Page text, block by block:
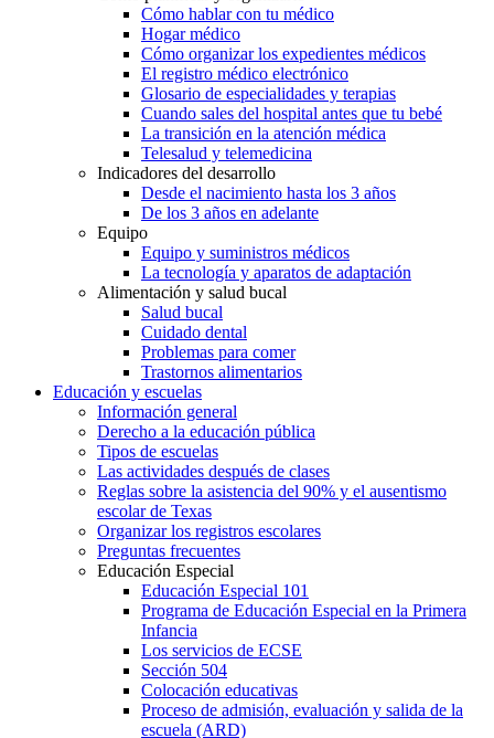
Cómo hablar con tu médico
Hogar médico
Cómo organizar los expedientes médicos
El registro médico electrónico
Glosario de especialidades y terapias
Cuando sales del hospital antes que tu bebé
La transición en la atención médica
Telesalud y telemedicina
Indicadores del desarrollo
Desde el nacimiento hasta los 3 años
De los 3 años en adelante
Equipo
Equipo y suministros médicos
La tecnología y aparatos de adaptación
Alimentación y salud bucal
Salud bucal
Cuidado dental
Problemas para comer
Trastornos alimentarios
Educación y escuelas
Información general
Derecho a la educación pública
Tipos de escuelas
Las actividades después de clases
Reglas sobre la asistencia del 90% y el ausentismo
escolar de Texas
Organizar los registros escolares
Preguntas frecuentes
Educación Especial
Educación Especial 101
Programa de Educación Especial en la Primera
Infancia
Los servicios de ECSE
Sección 504
Colocación educativas
Proceso de admisión, evaluación y salida de la
escuela (ARD)